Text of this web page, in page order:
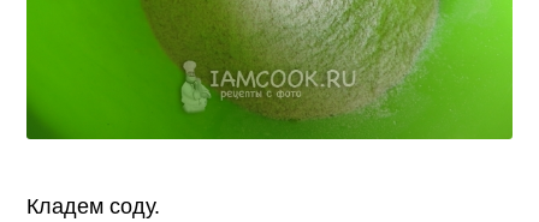
Кладем соду.